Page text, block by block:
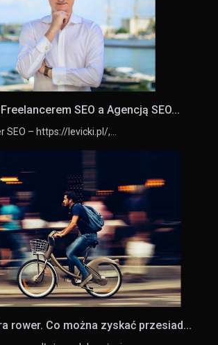
SEO a Agencją SEO...
SEO – https://levicki.pl/,…
rower. Co można zyskać przesiad...